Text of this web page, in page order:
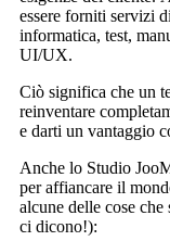
essere forniti servizi
informatica, test,
UI/UX.
Ciò significa che un
reinventare
e darti un vantaggio
Anche lo Studio
per affiancare il
alcune delle cose
ci dicono!):